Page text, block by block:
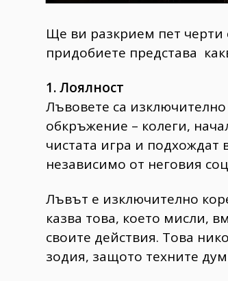
Ще ви разкрием пет черти
придобиете представа
1. Лоялност
Лъвовете са
обкръжение – колеги,
чистата игра и подхождат
независимо от неговия
Лъвът е изключително
казва това, което мисли,
своите действия. Това
зодия, защото техните